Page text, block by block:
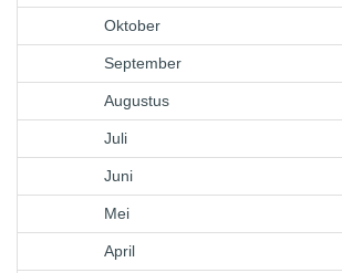
Oktober
September
Augustus
Juli
Juni
Mei
April